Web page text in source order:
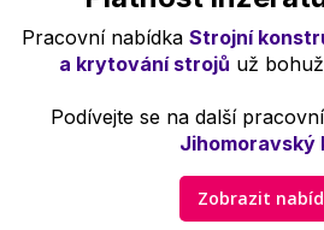
Pracovní nabídka Strojní
a krytování strojů už
Podívejte se na další
Jihomoravský
Zobrazit